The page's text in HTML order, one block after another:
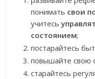
понимать свои
учитесь
состоянием;
постарайтесь
повышайте свою
старайтесь